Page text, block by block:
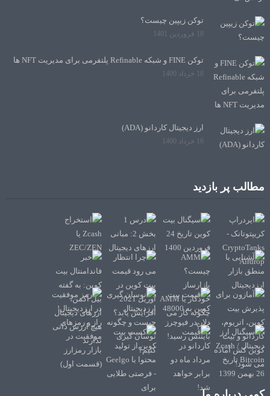
توکن زیپین چیست؟
توکن FINE و شبکه Refinable پلتفرمی برای مدیریت NFT ها
ارز دیجیتال کاردانو (ADA)
16 خرداد 1400
مطالب پر بازدید